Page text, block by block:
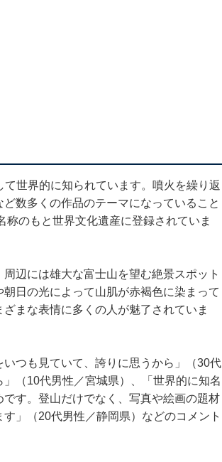
世界的に知られています。噴火を繰り返
数多くの作品のテーマになっていること
のもと世界文化遺産に登録されていま
辺には雄大な富士山を望む絶景スポット
日の光によって山肌が赤褐色に染まって
まな表情に多くの人が魅了されていま
つも見ていて、誇りに思うから」（30代
（10代男性／宮城県）、「世界的に知名
す。登山だけでなく、写真や絵画の題材
」（20代男性／静岡県）などのコメント